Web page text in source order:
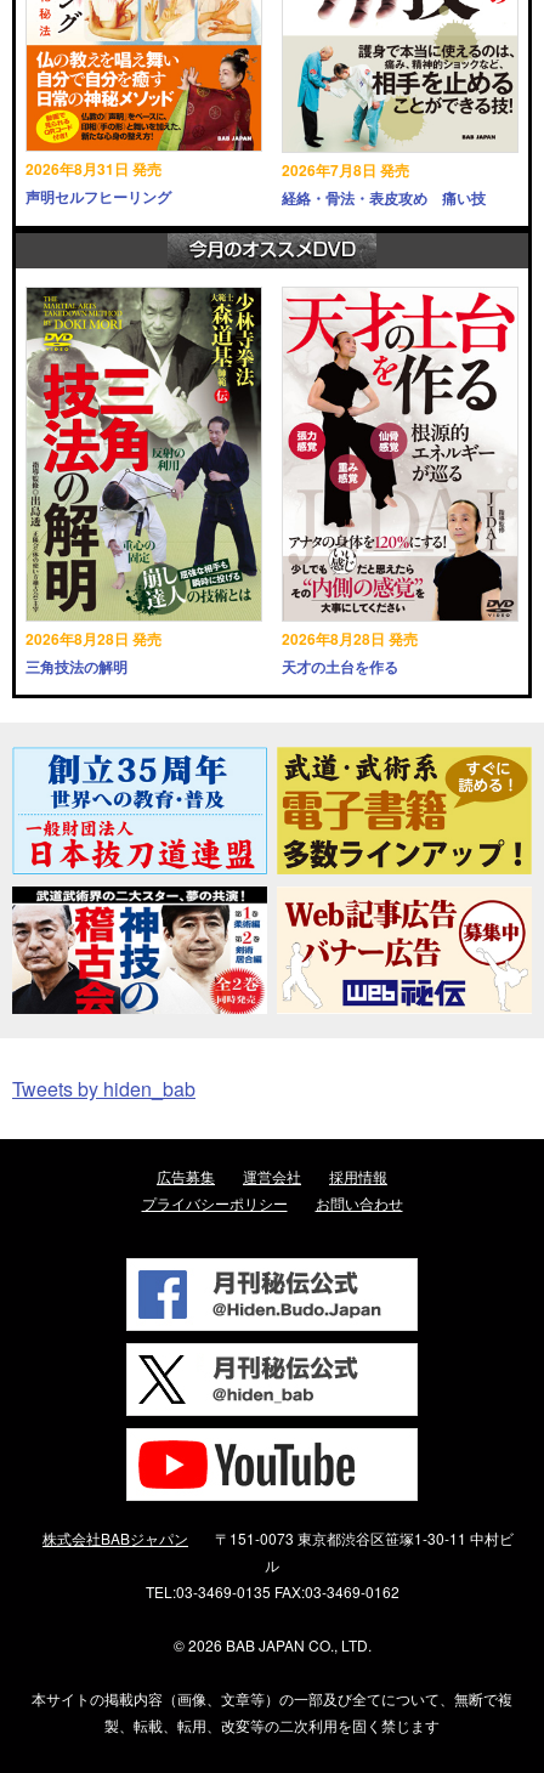
2026年8月31日 発売
声明セルフヒーリング
2026年7月8日 発売
経絡・骨法・表皮攻め 痛い技
2026年8月28日 発売
三角技法の解明
2026年8月28日 発売
天才の土台を作る
Tweets by hiden_bab
広告募集 運営会社
採用情報
プライバシーポリシー
お問い合わせ
株式会社BABジャパン
〒151-0073 東京都渋谷区笹塚1-30-11 中村ビ
ル
TEL:03-3469-0135 FAX:03-3469-0162
©2026 BAB JAPAN CO., LTD.
本サイトの掲載内容（画像、文章等）の一部及び全てについて、無断で複
製、転載、転用、改変等の二次利用を固く禁じます